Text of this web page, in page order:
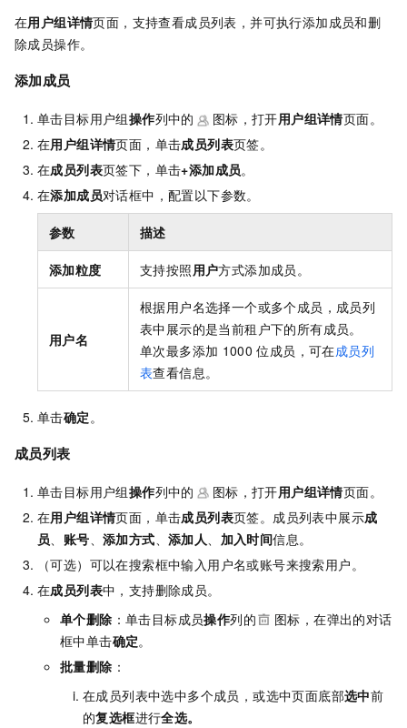
在用户组详情页面，支持查看成员列表，并可执行添加成员和删
除成员操作。
添加成员
单击目标用户组操作列中的 图标，打开用户组详情页面。
在用户组详情页面，单击成员列表页签。
在成员列表页签下，单击+添加成员。
在添加成员对话框中，配置以下参数。
参数 描述
添加粒度 支持按照用户方式添加成员。
用户名
根据用户名选择一个或多个成员，成员列
表中展示的是当前租户下的所有成员。
单次最多添加 1000 位成员，可在成员列
表查看信息。
单击确定。
成员列表
单击目标用户组操作列中的 图标，打开用户组详情页面。
在用户组详情页面，单击成员列表页签。成员列表中展示成
员、 账号、添加方式、添加人、 加入时间信息。
（可选）可以在搜索框中输入用户名或账号来搜索用户。
在成员列表中，支持删除成员。
单个删除 ：单击目标成员操作列的
图标，在弹出的对话
框中单击确定。
批量删除 ：
在成员列表中选中多个成员，或选中页面底部选中前
的复选框进行全选。